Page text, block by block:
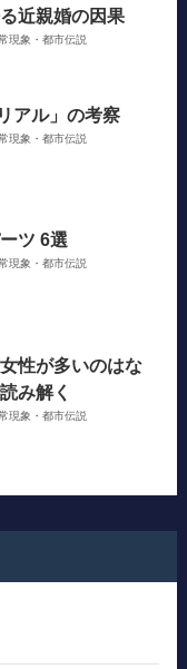
近親婚の因果
現象・都市伝説
アル」の考察
現象・都市伝説
ツ 6選
現象・都市伝説
性が多いのはな
み解く
現象・都市伝説